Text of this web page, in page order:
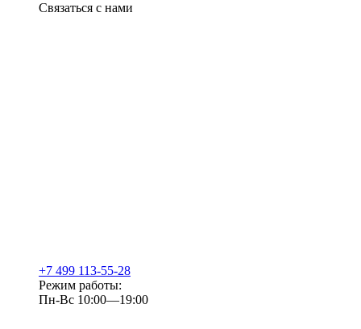
Связаться с нами
+7 499 113-55-28
Режим работы:
Пн-Вс 10:00—19:00